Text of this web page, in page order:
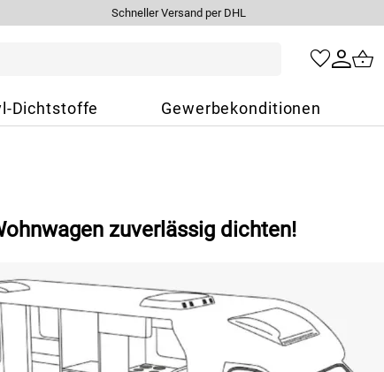
Schneller Versand per DHL
Dichtstoffe Gewerbekonditionen
zuverlässig dichten!